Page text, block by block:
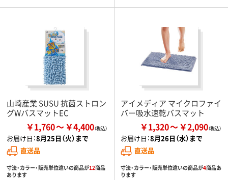
山崎産業 SUSU 抗菌ストロン
グWバスマットEC
￥1,760 ￥4,400
お届け日：8月25日（火）まで
直送品
寸法・カラー・販売単位違いの商品が12商品
あります
アイメディア マイクロファイ
バー吸水速乾バスマット
￥1,320 ￥2,090
お届け日：8月26日（水）まで
直送品
寸法・カラー・販売単位違いの商品が4商品あ
ります